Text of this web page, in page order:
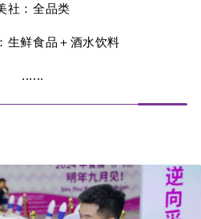
社：全品类
生鲜食品＋酒水饮料
......